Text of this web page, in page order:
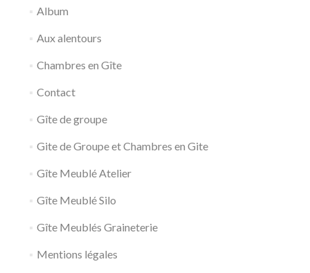
Album
Aux alentours
Chambres en Gîte
Contact
Gîte de groupe
Gite de Groupe et Chambres en Gite
Gîte Meublé Atelier
Gîte Meublé Silo
Gîte Meublés Graineterie
Mentions légales